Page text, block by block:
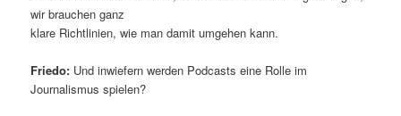
wir brauchen ganz
klare Richtlinien, wie man damit umgehen kann.
Friedo: Und inwiefern werden Podcasts eine Rolle im
Journalismus spielen?